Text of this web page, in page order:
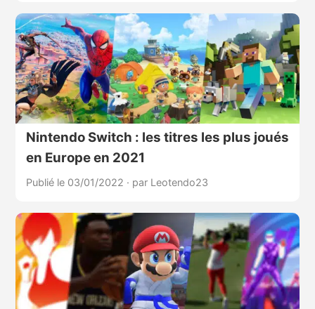
Nintendo Switch : les titres les plus joués
en Europe en 2021
Publié le 03/01/2022 · par Leotendo23